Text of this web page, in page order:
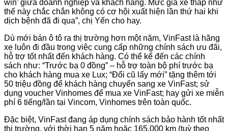
win’ giữa doanh nghiệp và khách hàng. Mức giá xe thấp như
thế này chắc chắn không có cơ hội xuất hiện lần thứ hai khi
dịch bệnh đã đi qua”, chị Yến cho hay.
Dù mới bán ô tô ra thị trường hơn một năm, VinFast là hãng
xe luôn đi đầu trong việc cung cấp những chính sách ưu đãi,
hỗ trợ tốt nhất đến khách hàng. Có thể kể đến các chính
sách như: “Trước bạ 0 đồng” – hỗ trợ toàn bộ phí trước bạ
cho khách hàng mua xe Lux; “Đổi cũ lấy mới” tặng thêm tới
50 triệu đồng để khách hàng chuyển sang xe VinFast; sử
dụng voucher Vinhomes để mua xe VinFast; hay gửi xe miễn
phí 6 tiếng/lần tại Vincom, Vinhomes trên toàn quốc.
Đặc biệt, VinFast đang áp dụng chính sách bảo hành tốt nhất
thị trường, với thời hạn 5 năm hoặc 165.000 km (tuỳ theo